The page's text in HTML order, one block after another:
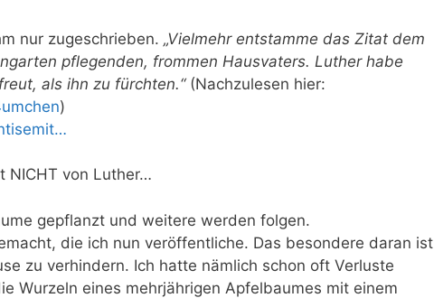
nur zugeschrieben. „Vielmehr entstamme das Zitat dem
pflegenden, frommen Hausvaters. Luther habe
als ihn zu fürchten.“(Nachzulesen hier:
)
NICHT von Luther…
gepflanzt und weitere werden folgen.
die ich nun veröffentliche. Das besondere daran ist
zu verhindern. Ich hatte nämlich schon oft Verluste
Wurzeln eines mehrjährigen Apfelbaumes mit einem